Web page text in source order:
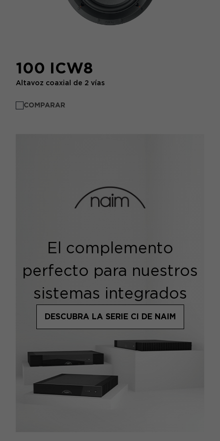
100 ICW8
Altavoz coaxial de 2 vías
COMPARAR
El complemento
perfecto para nuestros
sistemas integrados
DESCUBRA LA SERIE CI DE NAIM